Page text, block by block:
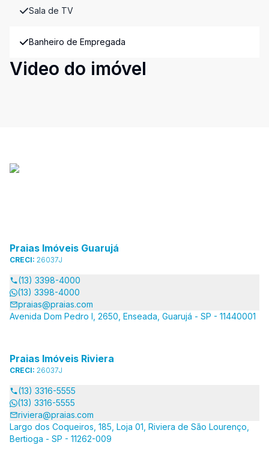
Sala de TV
Banheiro de Empregada
Video do imóvel
Praias Imóveis Guarujá
CRECI: 26037J
(13) 3398-4000
(13) 3398-4000
praias@praias.com
Avenida Dom Pedro I, 2650, Enseada, Guarujá - SP - 11440001
Praias Imóveis Riviera
CRECI: 26037J
(13) 3316-5555
(13) 3316-5555
riviera@praias.com
Largo dos Coqueiros, 185, Loja 01, Riviera de São Lourenço,
Bertioga - SP - 11262-009